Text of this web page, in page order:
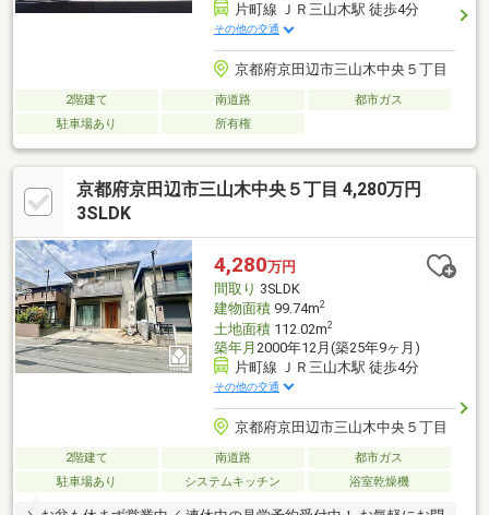
片町線 ＪＲ三山木駅 徒歩4分
その他の交通
京都府京田辺市三山木中央５丁目
2階建て 南道路
都市ガス
駐車場あり
所有権
京都府京田辺市三山木中央５丁目 4,280万円
3SLDK
4,280万円
間取り 3SLDK
建物面積99.74m2
土地面積112.02m2
築年月 2000年12月(築25年9ヶ月)
片町線 ＪＲ三山木駅 徒歩4分
その他の交通
京都府京田辺市三山木中央５丁目
2階建て 南道路
都市ガス
駐車場あり
システムキッチン 浴室乾燥機